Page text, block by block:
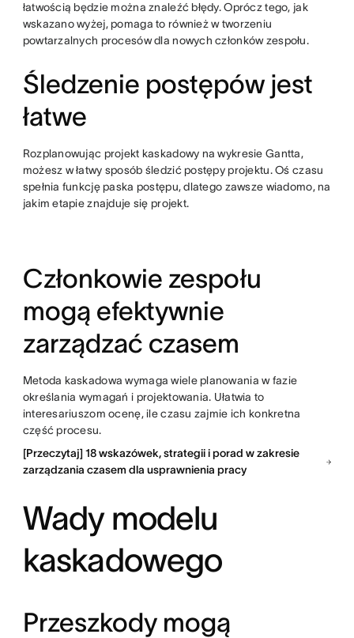
łatwością będzie można znaleźć błędy. Oprócz tego, jak
wskazano wyżej, pomaga to również w tworzeniu
powtarzalnych procesów dla nowych członków zespołu.
Śledzenie postępów jest
łatwe
Rozplanowując projekt kaskadowy na wykresie Gantta,
możesz w łatwy sposób śledzić postępy projektu. Oś czasu
spełnia funkcję paska postępu, dlatego zawsze wiadomo, na
jakim etapie znajduje się projekt.
Członkowie zespołu
mogą efektywnie
zarządzać czasem
Metoda kaskadowa wymaga wiele planowania w fazie
określania wymagań i projektowania. Ułatwia to
interesariuszom ocenę, ile czasu zajmie ich konkretna
część procesu.
[Przeczytaj] 18 wskazówek, strategii i porad w zakresie
zarządzania czasem dla usprawnienia pracy
Wady modelu
kaskadowego
Przeszkody mogą